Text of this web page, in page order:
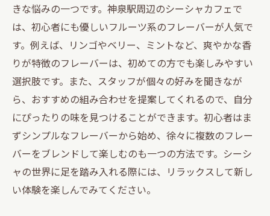
夜の神泉駅シーシャで特別な時間を
神泉駅の夜を彩るシーシャバーの魅力
夜ならではのシーシャフレーバーの楽しみ
方
特別な夜を演出する神泉駅のシーシャスポ
ット
夜のひとときにぴったりのシーシャ体験
シーシャと共に過ごす神泉駅の夜の魅力
神泉駅での夜シーシャのおすすめプラン
人気のシーシャスポット神泉駅での過ごし方
きな悩みの一つです。神泉駅周辺のシーシャカフェで
は、初心者にも優しいフルーツ系のフレーバーが人気で
す。例えば、リンゴやベリー、ミントなど、爽やかな香
りが特徴のフレーバーは、初めての方でも楽しみやすい
選択肢です。また、スタッフが個々の好みを聞きなが
ら、おすすめの組み合わせを提案してくれるので、自分
にぴったりの味を見つけることができます。初心者はま
ずシンプルなフレーバーから始め、徐々に複数のフレー
バーをブレンドして楽しむのも一つの方法です。シーシ
ャの世界に足を踏み入れる際には、リラックスして新し
い体験を楽しんでみてください。